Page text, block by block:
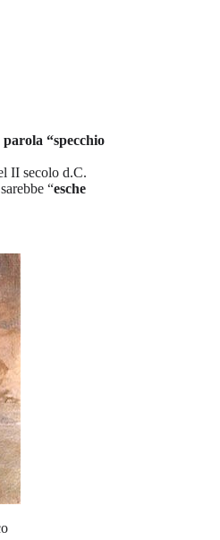
“specchio
II secolo d.C.
“esche